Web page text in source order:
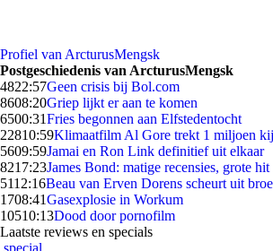
Profiel van ArcturusMengsk
Postgeschiedenis van ArcturusMengsk
4822:57Geen crisis bij Bol.com
8608:20Griep lijkt er aan te komen
6500:31Fries begonnen aan Elfstedentocht
22810:59Klimaatfilm Al Gore trekt 1 miljoen
5609:59Jamai en Ron Link definitief uit elkaar
8217:23James Bond: matige recensies, grote hit
5112:16Beau van Erven Dorens scheurt uit
1708:41Gasexplosie in Workum
10510:13Dood door pornofilm
Laatste reviews en specials
special